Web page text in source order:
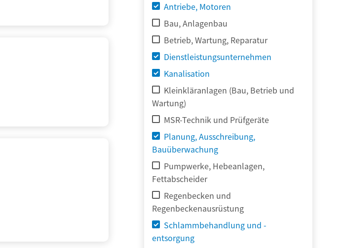
Antriebe, Motoren
Bau, Anlagenbau
Betrieb, Wartung, Reparatur
Dienstleistungsunternehmen
Kanalisation
Kleinkläranlagen (Bau, Betrieb und
Wartung)
MSR-Technik und Prüfgeräte
Planung, Ausschreibung,
Bauüberwachung
Pumpwerke, Hebeanlagen,
Fettabscheider
Regenbecken und
Regenbeckenausrüstung
Schlammbehandlung und -
entsorgung